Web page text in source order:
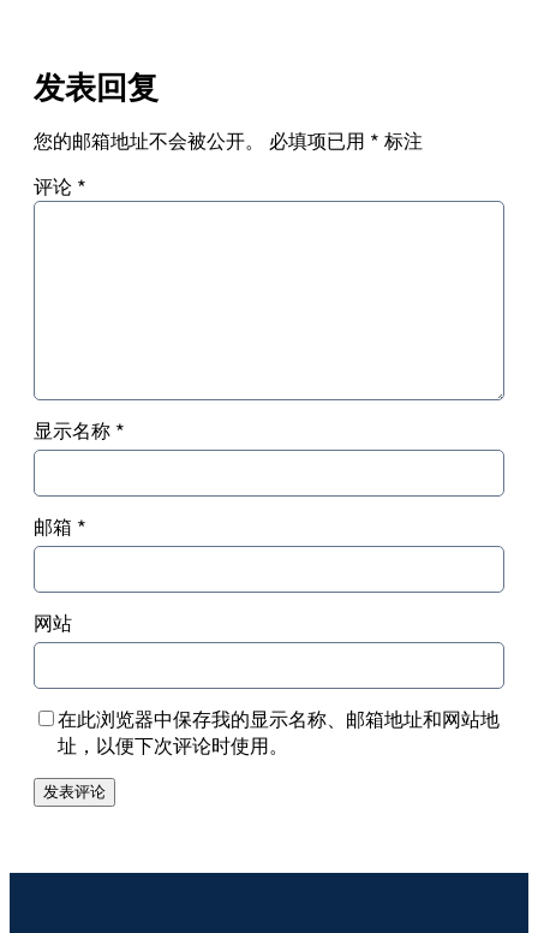
发表回复
您的邮箱地址不会被公开。 必填项已用 * 标注
评论 *
显示名称 *
邮箱 *
网站
在此浏览器中保存我的显示名称、邮箱地址和网站地
址，以便下次评论时使用。